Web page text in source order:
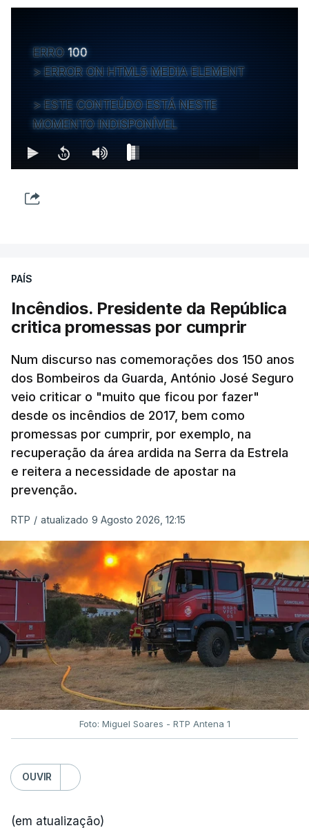
ERRO 100
ERROR ON HTML5 MEDIA ELEMENT
ESTE CONTEÚDO ESTÁ NESTE
MOMENTO INDISPONÍVEL
PAÍS
Incêndios. Presidente da República
critica promessas por cumprir
Num discurso nas comemorações dos 150 anos
dos Bombeiros da Guarda, António José Seguro
veio criticar o "muito que ficou por fazer"
desde os incêndios de 2017, bem como
promessas por cumprir, por exemplo, na
recuperação da área ardida na Serra da Estrela
e reitera a necessidade de apostar na
prevenção.
RTP / atualizado 9 Agosto 2026, 12:15
Foto: Miguel Soares - RTP Antena 1
OUVIR
(em atualização)